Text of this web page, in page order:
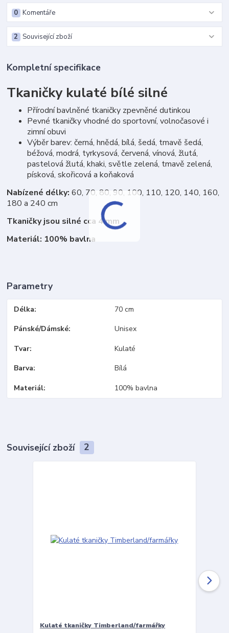
Komentáře
0
Související zboží
2
Kompletní specifikace
Tkaničky kulaté bílé silné
Přírodní bavlněné tkaničky zpevněné dutinkou
Pevné tkaničky vhodné do sportovní, volnočasové i
zimní obuvi
Výběr barev: černá, hnědá, bílá, šedá, tmavě šedá,
béžová, modrá, tyrkysová, červená, vínová, žlutá,
pastelová žlutá, khaki, světle zelená, tmavě zelená,
písková, skořicová a koňaková
Nabízené délky: 60, 70, 80, 90, 100, 110, 120, 140, 160,
180 a 240 cm
Tkaničky jsou silné cca 4 mm
Materiál: 100% bavlna
Parametry
Délka 70 cm
Pánské/Dámské Unisex
Tvar Kulaté
Barva Bílá
Materiál 100% bavlna
Související zboží 2
Kulaté tkaničky Timberland/farmářky